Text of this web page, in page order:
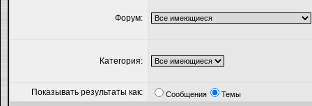
Форум:
Категория:
Показывать результаты как: Сообщения Темы